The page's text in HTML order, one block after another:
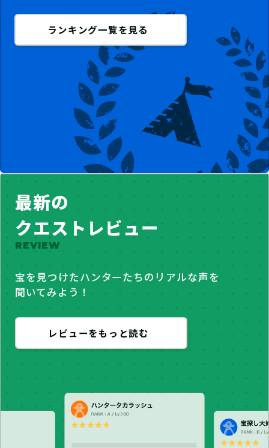
ランキング一覧を見る
最新の
クエストレビュー
REVIEW
宝を見つけたハンターたちのリアルな声を
聞いてみよう！
レビューをもっと読む